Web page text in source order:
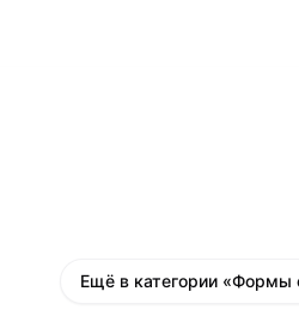
Ещё в категории «Формы